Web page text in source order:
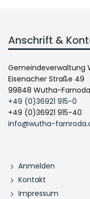
Anschrift &
Gemeindeverwaltung
Eisenacher Straße 49
99848 Wutha-Farnoda
+49 (0)36921 915-0
+49 (0)36921 915-40
info@wutha-
Anmelden
Kontakt
Impressum